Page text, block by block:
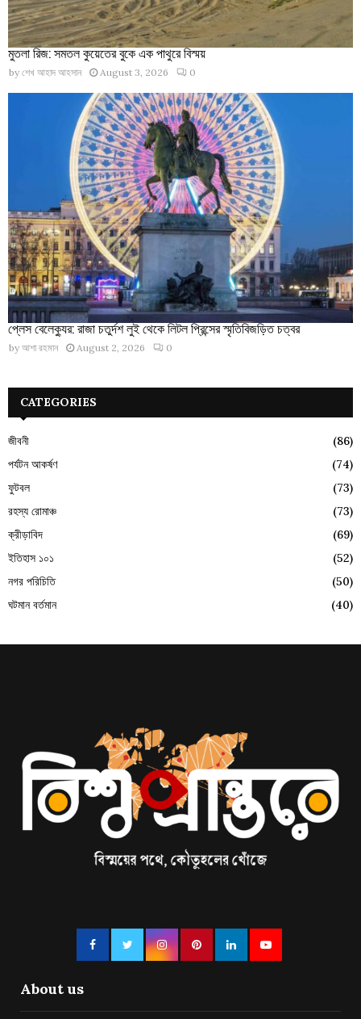
মুতলা রিজ: সমতল কুয়েতের বুকে এক পাথুরে বিস্ময়
by শেখ আহাদ আহসান August 3, 2026 0
প্লেস বেলেক্যুর: রাজা চতুর্দশ লুই থেকে লিটল প্রিন্সের স্মৃতিবিজড়িত চত্বর
by আশা রহমান August 2, 2026 0
CATEGORIES
জীবনী
(86)
পর্যটন আকর্ষণ
(74)
ফুটবল
(73)
রহস্য রোমাঞ্চ
(73)
ক্রীড়াবিদ
(69)
ইতিহাস ১০১
(52)
নগর পরিচিতি
(50)
ঘটমান বর্তমান
(40)
About us